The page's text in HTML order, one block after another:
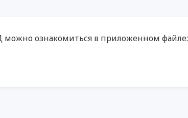
можно ознакомиться в приложенном файле: